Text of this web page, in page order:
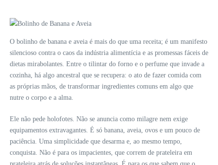
O bolinho de banana e aveia é mais do que uma receita; é um manifesto
silencioso contra o caos da indústria alimentícia e as promessas fáceis de
dietas mirabolantes. Entre o tilintar do forno e o perfume que invade a
cozinha, há algo ancestral que se recupera: o ato de fazer comida com
as próprias mãos, de transformar ingredientes comuns em algo que
nutre o corpo e a alma.
Ele não pede holofotes. Não se anuncia como milagre nem exige
equipamentos extravagantes. É só banana, aveia, ovos e um pouco de
paciência. Uma simplicidade que desarma e, ao mesmo tempo,
conquista. Não é para os impacientes, que correm de prateleira em